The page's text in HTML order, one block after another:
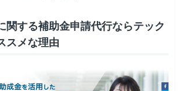
関する補助金申請代行ならテック
スメな理由